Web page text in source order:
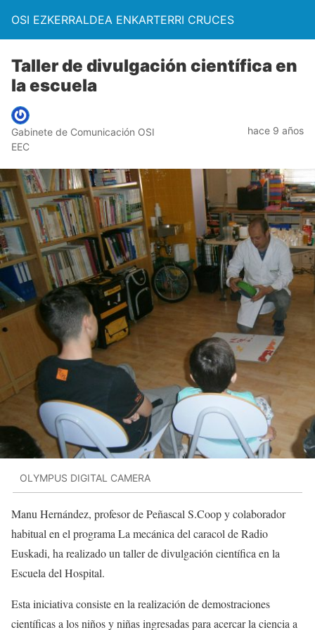
OSI EZKERRALDEA ENKARTERRI CRUCES
Taller de divulgación científica en
la escuela
Gabinete de Comunicación OSI
EEC
hace 9 años
OLYMPUS DIGITAL CAMERA
Manu Hernández, profesor de Peñascal S.Coop y colaborador
habitual en el programa La mecánica del caracol de Radio
Euskadi, ha realizado un taller de divulgación científica en la
Escuela del Hospital.
Esta iniciativa consiste en la realización de demostraciones
científicas a los niños y niñas ingresadas para acercar la ciencia a